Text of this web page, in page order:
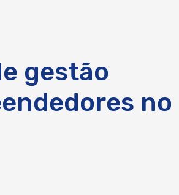
gestão
no